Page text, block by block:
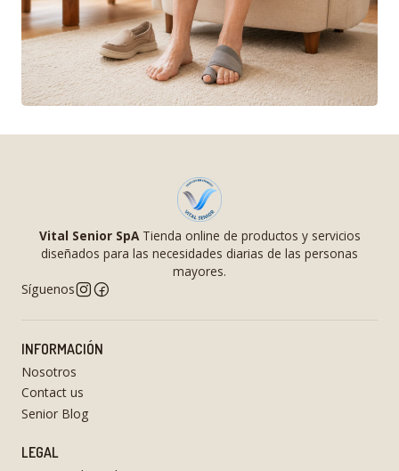
Vital Senior SpATienda online de productos y servicios
diseñados para las necesidades diarias de las personas
mayores.
Síguenos
INFORMACIÓN
Nosotros
Contact us
Senior Blog
LEGAL